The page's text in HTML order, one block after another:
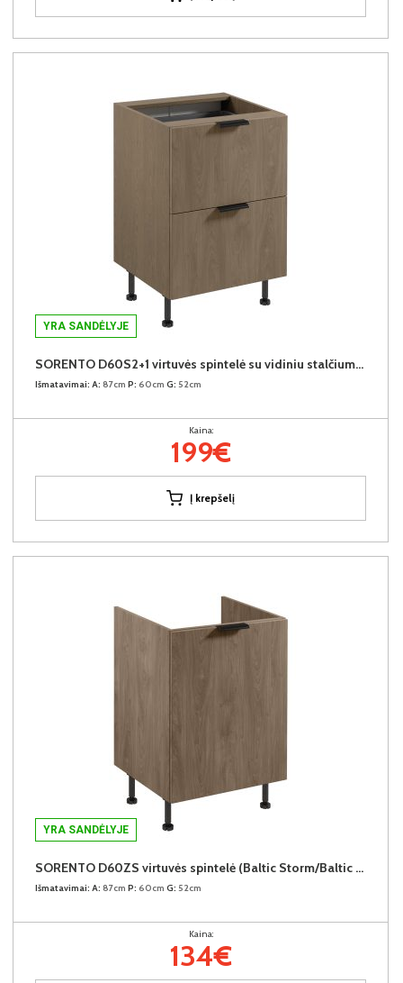
YRA SANDĖLYJE
SORENTO D60S2+1 virtuvės spintelė su vidiniu stalčiumi (Baltic Storm/Baltic Storm)
Išmatavimai: A: 87cm P: 60cm G: 52cm
Kaina:
199€
Į krepšelį
YRA SANDĖLYJE
SORENTO D60ZS virtuvės spintelė (Baltic Storm/Baltic Storm)
Išmatavimai: A: 87cm P: 60cm G: 52cm
Kaina:
134€